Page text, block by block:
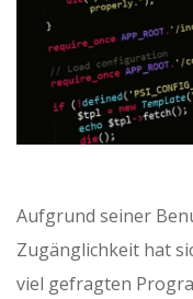
Aufgrund seiner
Zugänglichkeit hat
viel gefragten